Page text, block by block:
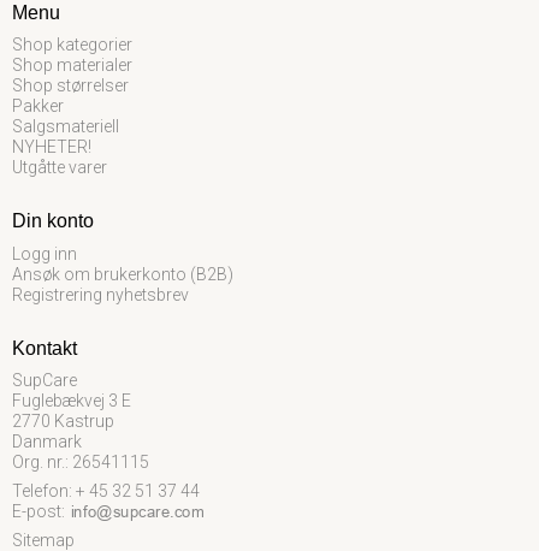
Menu
Shop kategorier
Shop materialer
Shop størrelser
Pakker
Salgsmateriell
NYHETER!
Utgåtte varer
Din konto
Logg inn
Ansøk om brukerkonto (B2B)
Registrering nyhetsbrev
Kontakt
SupCare
Fuglebækvej 3 E
2770 Kastrup
Danmark
Org. nr.: 26541115
Telefon: + 45 32 51 37 44
E-post:
Sitemap